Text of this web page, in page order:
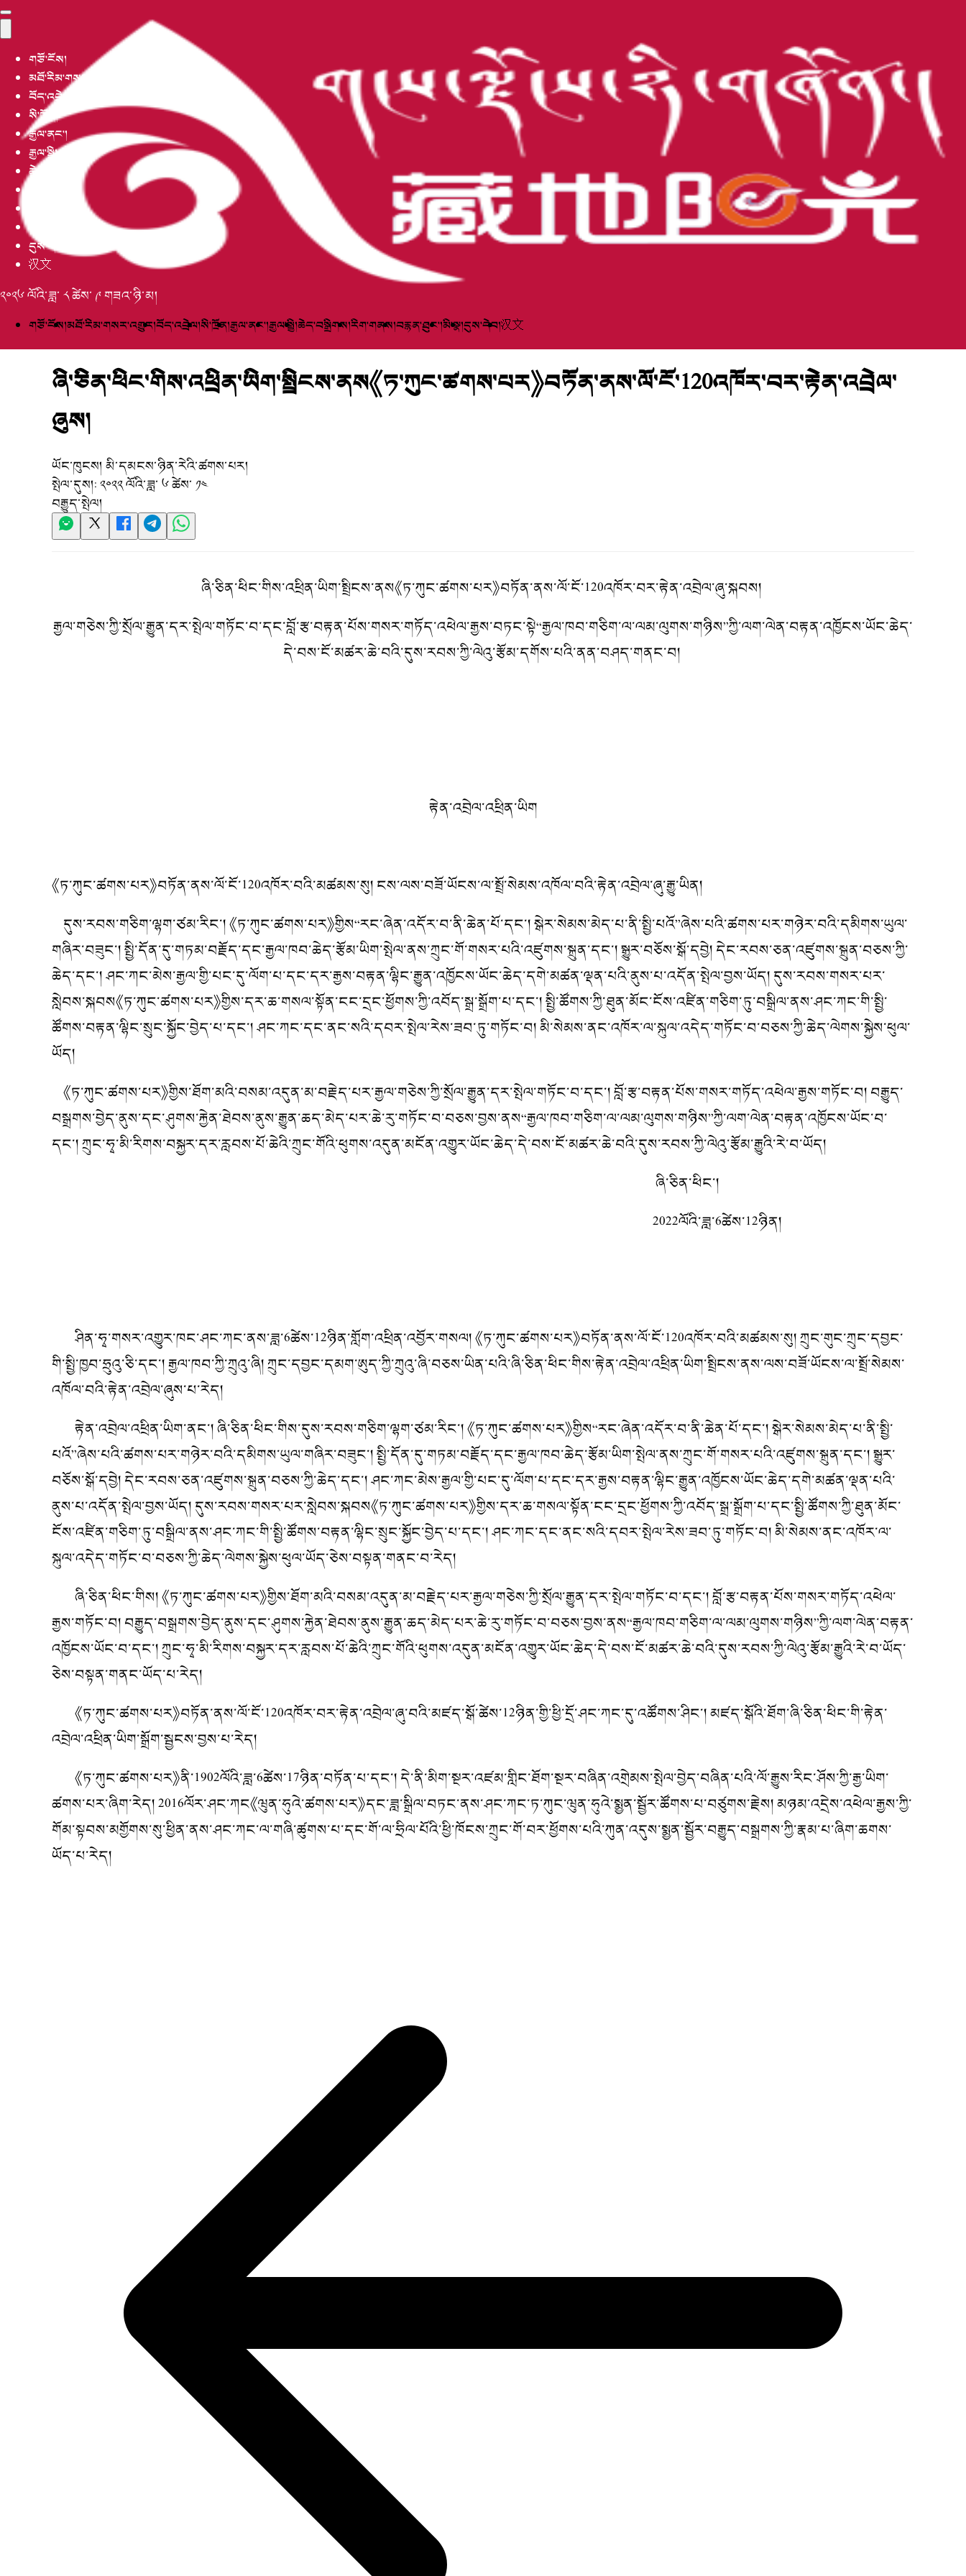
གཙོ་ངོས།
མཐོ་རིམ་གསར་འགྱུར།
བོད་འབྲེལ།
སི་ཁྲོན།
རྒྱལ་ནང་།
རྒྱལ་སྤྱི།
ཆེད་བསྒྲིགས།
མི་སྣ།
དུས་དེབ།
汉文
༢༠༢༦ ལོའི་ཟླ་ ༨ ཚེས་ ༩ གཟའ་ཉི་མ།
གཙོ་ངོས།མཐོ་རིམ་གསར་འགྱུར།བོད་འབྲེལ།སི་ཁྲོན།རྒྱལ་ནང་།རྒྱལ་སྤྱི།ཆེད་བསྒྲིགས།རིག་གནས།བརྙན་ཐུང་།མི་སྣ།དུས་དེབ།汉文
ཞི་ཅིན་ཕིང་གིས་འཕྲིན་ཡིག་སྤྲིངས་ནས《ཏ་ཀུང་ཚགས་པར》བཏོན་ནས་ལོ་ངོ་120འཁོར་བར་རྟེན་འབྲེལ་
ཞུས།
ཡོང་ཁུངས། མི་དམངས་ཉིན་རེའི་ཚགས་པར།
སྤེལ་དུས།:༢༠༢༢ ལོའི་ཟླ་ ༦ ཚེས་ ༡༤
བརྒྱུད་སྤེལ།
ཞི་ཅིན་ཕིང་གིས་འཕྲིན་ཡིག་སྤྲིངས་ནས《ཏ་ཀུང་ཚགས་པར》བཏོན་ནས་ལོ་ངོ་120འཁོར་བར་རྟེན་འབྲེལ་ཞུ་སྐབས།
རྒྱལ་གཅེས་ཀྱི་སྲོལ་རྒྱུན་དར་སྤེལ་གཏོང་བ་དང་བློ་རྩ་བརྟན་པོས་གསར་གཏོད་འཕེལ་རྒྱས་བཏང་སྟེ“རྒྱལ་ཁབ་གཅིག་ལ་ལམ་ལུགས་གཉིས”ཀྱི་ལག་ལེན་བརྟན་འཁྱོངས་ཡོང་ཆེད་
དེ་བས་ངོ་མཚར་ཆེ་བའི་དུས་རབས་ཀྱི་ལེའུ་རྩོམ་དགོས་པའི་ནན་བཤད་གནང་བ།
རྟེན་འབྲེལ་འཕྲིན་ཡིག
《ཏ་ཀུང་ཚགས་པར》བཏོན་ནས་ལོ་ངོ་120འཁོར་བའི་མཚམས་སུ། ངས་ལས་བཟོ་ཡོངས་ལ་སྤྲོ་སེམས་འཁོལ་བའི་རྟེན་འབྲེལ་ཞུ་རྒྱུ་ཡིན།
དུས་རབས་གཅིག་ལྷག་ཙམ་རིང་། 《ཏ་ཀུང་ཚགས་པར》གྱིས“རང་ཞེན་འདོར་བ་ནི་ཆེན་པོ་དང་། སྒེར་སེམས་མེད་པ་ནི་སྤྱི་པའོ”ཞེས་པའི་ཚགས་པར་གཉེར་བའི་དམིགས་ཡུལ་
གཞིར་བཟུང་། སྤྱི་དོན་དུ་གཏམ་བརྗོད་དང་རྒྱལ་ཁབ་ཆེད་རྩོམ་ཡིག་སྤེལ་ནས་ཀྲུང་གོ་གསར་པའི་འཛུགས་སྐྲུན་དང་། སྒྱུར་བཅོས་སྒོ་དབྱེ། དེང་རབས་ཅན་འཛུགས་སྐྲུན་བཅས་ཀྱི་
ཆེད་དང་། ཤང་ཀང་མེས་རྒྱལ་གྱི་པང་དུ་ལོག་པ་དང་དར་རྒྱས་བརྟན་ལྷིང་རྒྱུན་འཁྱོངས་ཡོང་ཆེད་དགེ་མཚན་ལྡན་པའི་ནུས་པ་འདོན་སྤེལ་བྱས་ཡོད། དུས་རབས་གསར་པར་
སླེབས་སྐབས《ཏ་ཀུང་ཚགས་པར》གྱིས་དར་ཆ་གསལ་སྟོན་ངང་དྲང་ཕྱོགས་ཀྱི་འབོད་སྒྲ་སྒྲོག་པ་དང་། སྤྱི་ཚོགས་ཀྱི་ཐུན་མོང་ངོས་འཛིན་གཅིག་ཏུ་བསྒྲིལ་ནས་ཤང་ཀང་གི་སྤྱི་
ཚོགས་བརྟན་ལྷིང་སྲུང་སྐྱོང་བྱེད་པ་དང་། ཤང་ཀང་དང་ནང་སའི་དབར་སྤེལ་རེས་ཟབ་ཏུ་གཏོང་བ། མི་སེམས་ནང་འཁོར་ལ་སྐུལ་འདེད་གཏོང་བ་བཅས་ཀྱི་ཆེད་ལེགས་སྐྱེས་ཕུལ་
ཡོད།
《ཏ་ཀུང་ཚགས་པར》གྱིས་ཐོག་མའི་བསམ་འདུན་མ་བརྗེད་པར་རྒྱལ་གཅེས་ཀྱི་སྲོལ་རྒྱུན་དར་སྤེལ་གཏོང་བ་དང་། བློ་རྩ་བརྟན་པོས་གསར་གཏོད་འཕེལ་རྒྱས་གཏོང་བ། བརྒྱུད་
བསྒྲགས་བྱེད་ནུས་དང་ཤུགས་རྐྱེན་ཐེབས་ནུས་རྒྱུན་ཆད་མེད་པར་ཆེ་རུ་གཏོང་བ་བཅས་བྱས་ནས“རྒྱལ་ཁབ་གཅིག་ལ་ལམ་ལུགས་གཉིས”ཀྱི་ལག་ལེན་བརྟན་འཁྱོངས་ཡོང་བ་
དང་། ཀྲུང་ཧྭ་མི་རིགས་བསྐྱར་དར་རླབས་པོ་ཆེའི་ཀྲུང་གོའི་ཕུགས་འདུན་མངོན་འགྱུར་ཡོང་ཆེད་དེ་བས་ངོ་མཚར་ཆེ་བའི་དུས་རབས་ཀྱི་ལེའུ་རྩོམ་རྒྱུའི་རེ་བ་ཡོད།
ཞི་ཅིན་ཕིང་།
2022ལོའི་ཟླ་6ཚེས་12ཉིན།
ཤིན་ཧྭ་གསར་འགྱུར་ཁང་ཤང་ཀང་ནས་ཟླ་6ཚེས་12ཉིན་གློག་འཕྲིན་འབྱོར་གསལ། 《ཏ་ཀུང་ཚགས་པར》བཏོན་ནས་ལོ་ངོ་120འཁོར་བའི་མཚམས་སུ། ཀྲུང་གུང་ཀྲུང་དབྱང་
གི་སྤྱི་ཁྱབ་ཧྲུའུ་ཅི་དང་། རྒྱལ་ཁབ་ཀྱི་ཀྲུའུ་ཞི། ཀྲུང་དབྱང་དམག་ཨུད་ཀྱི་ཀྲུའུ་ཞི་བཅས་ཡིན་པའི་ཞི་ཅིན་ཕིང་གིས་རྟེན་འབྲེལ་འཕྲིན་ཡིག་སྤྲིངས་ནས་ལས་བཟོ་ཡོངས་ལ་སྤྲོ་སེམས་
འཁོལ་བའི་རྟེན་འབྲེལ་ཞུས་པ་རེད།
རྟེན་འབྲེལ་འཕྲིན་ཡིག་ནང་། ཞི་ཅིན་ཕིང་གིས་དུས་རབས་གཅིག་ལྷག་ཙམ་རིང་། 《ཏ་ཀུང་ཚགས་པར》གྱིས“རང་ཞེན་འདོར་བ་ནི་ཆེན་པོ་དང་། སྒེར་སེམས་མེད་པ་ནི་སྤྱི་
པའོ”ཞེས་པའི་ཚགས་པར་གཉེར་བའི་དམིགས་ཡུལ་གཞིར་བཟུང་། སྤྱི་དོན་དུ་གཏམ་བརྗོད་དང་རྒྱལ་ཁབ་ཆེད་རྩོམ་ཡིག་སྤེལ་ནས་ཀྲུང་གོ་གསར་པའི་འཛུགས་སྐྲུན་དང་། སྒྱུར་
བཅོས་སྒོ་དབྱེ། དེང་རབས་ཅན་འཛུགས་སྐྲུན་བཅས་ཀྱི་ཆེད་དང་། ཤང་ཀང་མེས་རྒྱལ་གྱི་པང་དུ་ལོག་པ་དང་དར་རྒྱས་བརྟན་ལྷིང་རྒྱུན་འཁྱོངས་ཡོང་ཆེད་དགེ་མཚན་ལྡན་པའི་
ནུས་པ་འདོན་སྤེལ་བྱས་ཡོད། དུས་རབས་གསར་པར་སླེབས་སྐབས《ཏ་ཀུང་ཚགས་པར》གྱིས་དར་ཆ་གསལ་སྟོན་ངང་དྲང་ཕྱོགས་ཀྱི་འབོད་སྒྲ་སྒྲོག་པ་དང་སྤྱི་ཚོགས་ཀྱི་ཐུན་མོང་
ངོས་འཛིན་གཅིག་ཏུ་བསྒྲིལ་ནས་ཤང་ཀང་གི་སྤྱི་ཚོགས་བརྟན་ལྷིང་སྲུང་སྐྱོང་བྱེད་པ་དང་། ཤང་ཀང་དང་ནང་སའི་དབར་སྤེལ་རེས་ཟབ་ཏུ་གཏོང་བ། མི་སེམས་ནང་འཁོར་ལ་
སྐུལ་འདེད་གཏོང་བ་བཅས་ཀྱི་ཆེད་ལེགས་སྐྱེས་ཕུལ་ཡོད་ཅེས་བསྟན་གནང་བ་རེད།
ཞི་ཅིན་ཕིང་གིས། 《ཏ་ཀུང་ཚགས་པར》གྱིས་ཐོག་མའི་བསམ་འདུན་མ་བརྗེད་པར་རྒྱལ་གཅེས་ཀྱི་སྲོལ་རྒྱུན་དར་སྤེལ་གཏོང་བ་དང་། བློ་རྩ་བརྟན་པོས་གསར་གཏོད་འཕེལ་
རྒྱས་གཏོང་བ། བརྒྱུད་བསྒྲགས་བྱེད་ནུས་དང་ཤུགས་རྐྱེན་ཐེབས་ནུས་རྒྱུན་ཆད་མེད་པར་ཆེ་རུ་གཏོང་བ་བཅས་བྱས་ནས“རྒྱལ་ཁབ་གཅིག་ལ་ལམ་ལུགས་གཉིས”ཀྱི་ལག་ལེན་བརྟན་
འཁྱོངས་ཡོང་བ་དང་། ཀྲུང་ཧྭ་མི་རིགས་བསྐྱར་དར་རླབས་པོ་ཆེའི་ཀྲུང་གོའི་ཕུགས་འདུན་མངོན་འགྱུར་ཡོང་ཆེད་དེ་བས་ངོ་མཚར་ཆེ་བའི་དུས་རབས་ཀྱི་ལེའུ་རྩོམ་རྒྱུའི་རེ་བ་ཡོད་
ཅེས་བསྟན་གནང་ཡོད་པ་རེད།
《ཏ་ཀུང་ཚགས་པར》བཏོན་ནས་ལོ་ངོ་120འཁོར་བར་རྟེན་འབྲེལ་ཞུ་བའི་མཛད་སྒོ་ཚེས་12ཉིན་གྱི་ཕྱི་དྲོ་ཤང་ཀང་དུ་འཚོགས་ཤིང་། མཛད་སྒོའི་ཐོག་ཞི་ཅིན་ཕིང་གི་རྟེན་
འབྲེལ་འཕྲིན་ཡིག་སྒྲོག་སྦྱངས་བྱས་པ་རེད།
《ཏ་ཀུང་ཚགས་པར》ནི་1902ལོའི་ཟླ་6ཚེས་17ཉིན་བཏོན་པ་དང་། དེ་ནི་མིག་སྔར་འཛམ་གླིང་ཐོག་སྔར་བཞིན་འགྲེམས་སྤེལ་བྱེད་བཞིན་པའི་ལོ་རྒྱུས་རིང་ཤོས་ཀྱི་རྒྱ་ཡིག་
ཚགས་པར་ཞིག་རེད། 2016ལོར་ཤང་ཀང《ཝུན་ཧུའེ་ཚགས་པར》དང་ཟླ་སྒྲིལ་བཏང་ནས་ཤང་ཀང་ཏ་ཀུང་ཝུན་ཧུའེ་སྨྱན་སྦྱོར་ཚོགས་པ་བཙུགས་རྗེས། མཉམ་འདྲེས་འཕེལ་རྒྱས་ཀྱི་
གོམ་སྟབས་མགྱོགས་སུ་ཕྱིན་ནས་ཤང་ཀང་ལ་གཞི་ཚུགས་པ་དང་གོ་ལ་ཧྲིལ་པོའི་ཕྱི་ཁོངས་ཀྲུང་གོ་བར་ཕྱོགས་པའི་ཀུན་འདུས་སྨྱན་སྦྱོར་བརྒྱུད་བསྒྲགས་ཀྱི་རྣམ་པ་ཞིག་ཆགས་
ཡོད་པ་རེད།